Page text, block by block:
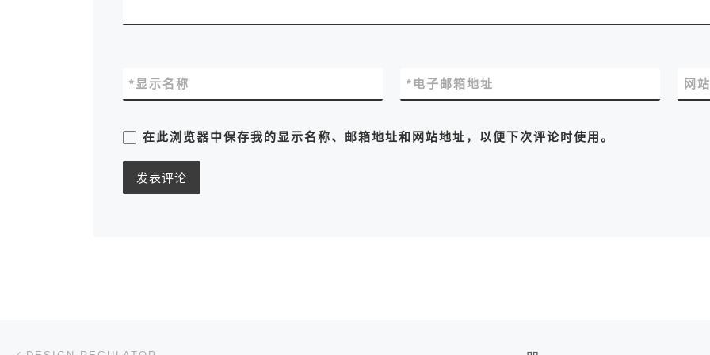
显示名称
* 电子邮箱地址
* 网
在此浏览器中保存我的显示名称、邮箱地址和网站地址，以便下次评论时使用。
文章导航